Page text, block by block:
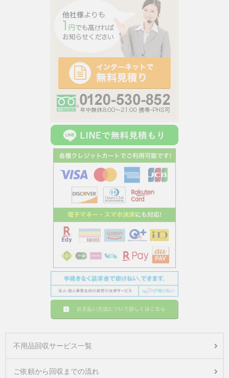
不用品回収サービス一覧
ご依頼から回収までの流れ